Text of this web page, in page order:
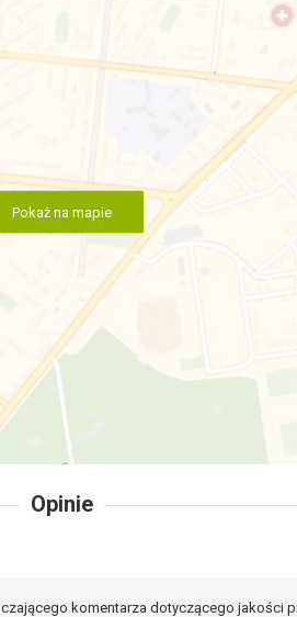
Pokaż na mapie
Opinie
komentarza dotyczącego jakości